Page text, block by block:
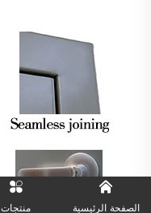
الصفحة الرئيسية منتجات